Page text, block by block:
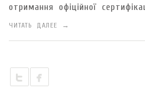
отримання офіційної
ЧИТАТЬ ДАЛЕЕ →